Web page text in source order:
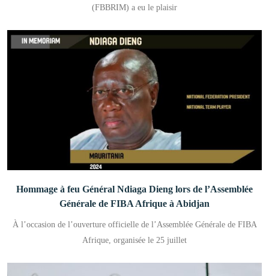
(FBBRIM) a eu le plaisir
Hommage à feu Général Ndiaga Dieng lors de l’Assemblée
Générale de FIBA Afrique à Abidjan
À l’occasion de l’ouverture officielle de l’Assemblée Générale de FIBA
Afrique, organisée le 25 juillet